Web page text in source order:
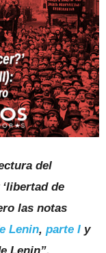
del
de
las notas
Lenin, parte I y